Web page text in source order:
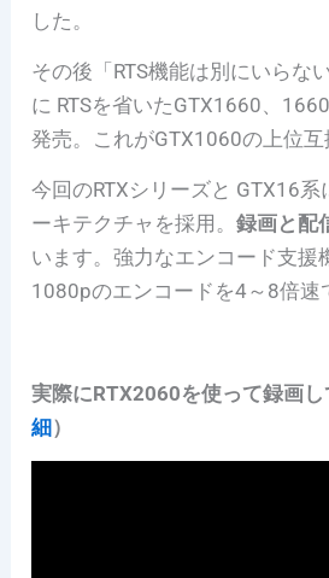
した。
その後「RTS機能は別にいらな
に RTSを省いたGTX1660、
発売。これがGTX1060の上位互
今回のRTXシリーズと GTX16
ーキテクチャを採用。録画と配
います。強力なエンコード支援
1080pのエンコードを4～8倍速
実際にRTX2060を使って録画
細）